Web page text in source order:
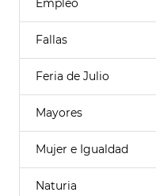
Fallas
Feria de Julio
Mayores
Mujer e Igualdad
Naturia